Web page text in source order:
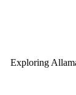
Exploring